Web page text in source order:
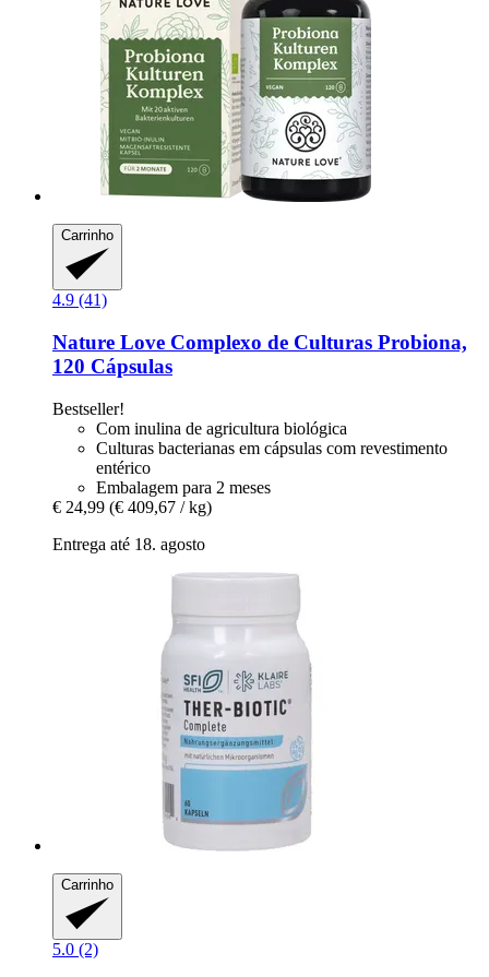
Carrinho
4.9 (41)
Nature Love Complexo de Culturas Probiona,
120 Cápsulas
Bestseller!
Com inulina de agricultura biológica
Culturas bacterianas em cápsulas com revestimento
entérico
Embalagem para 2 meses
€ 24,99 (€ 409,67 / kg)
Entrega até 18. agosto
Carrinho
5.0 (2)